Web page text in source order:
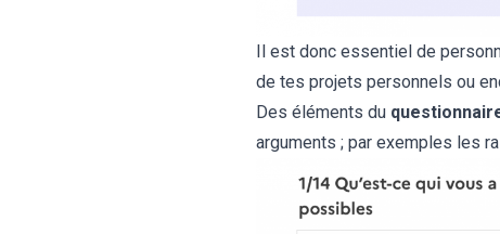
Il est donc essentiel de
de tes projets personnels ou
Des éléments du
arguments ; par exemples les